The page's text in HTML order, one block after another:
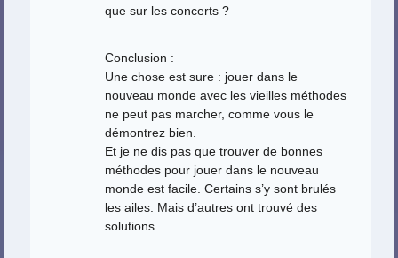
que sur les concerts ?
Conclusion :
Une chose est sure : jouer dans le
nouveau monde avec les vieilles méthodes
ne peut pas marcher, comme vous le
démontrez bien.
Et je ne dis pas que trouver de bonnes
méthodes pour jouer dans le nouveau
monde est facile. Certains s’y sont brulés
les ailes. Mais d’autres ont trouvé des
solutions.